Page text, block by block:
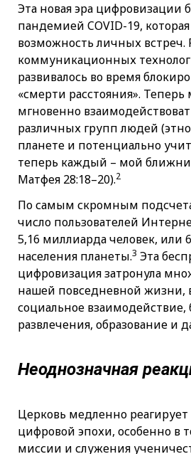
Эта новая эра цифровизации
пандемией COVID-19,
возможность личных встреч.
коммуникационных
развивалось во время
«смерти расстояния».
мгновенно
различных групп людей
планете и потенциально
теперь каждый – мой
Матфея 28:18–20).2
По самым скромным
число пользователей
5,16 миллиарда человек, или
населения планеты.3 Эта
цифровизация затронула
нашей повседневной жизни,
социальное взаимодействие,
развлечения, образование и
Неоднозначная
Церковь медленно реагирует
цифровой эпохи, особенно в
миссии и служения